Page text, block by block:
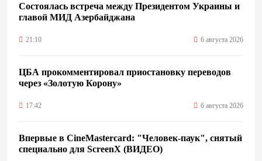
Состоялась встреча между Президентом Украины и
главой МИД Азербайджана
21:10 6 августа 2026
ЦБА прокомментировал приостановку переводов
через «Золотую Корону»
17:42 6 августа 2026
Впервые в CineMastercard: "Человек-паук", снятый
специально для ScreenX (ВИДЕО)